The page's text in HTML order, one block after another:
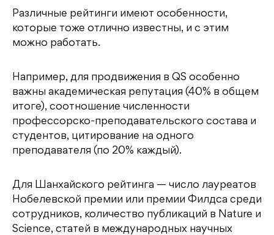
Различные рейтинги имеют особенности,
которые тоже отлично известны, и с этим
можно работать.
Например, для продвижения в QS особенно
важны академическая репутация (40% в общем
итоге), соотношение численности
профессорско-преподавательского состава и
студентов, цитирование на одного
преподавателя (по 20% каждый).
Для Шанхайского рейтинга — число лауреатов
Нобелевской премии или премии Филдса среди
сотрудников, количество публикаций в Nature и
Science, статей в международных научных